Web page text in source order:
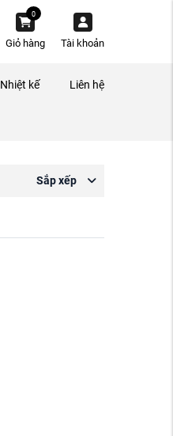
Tài khoản
0
Giỏ hàng
Nhiệt kế Liên hệ
Sắp xếp